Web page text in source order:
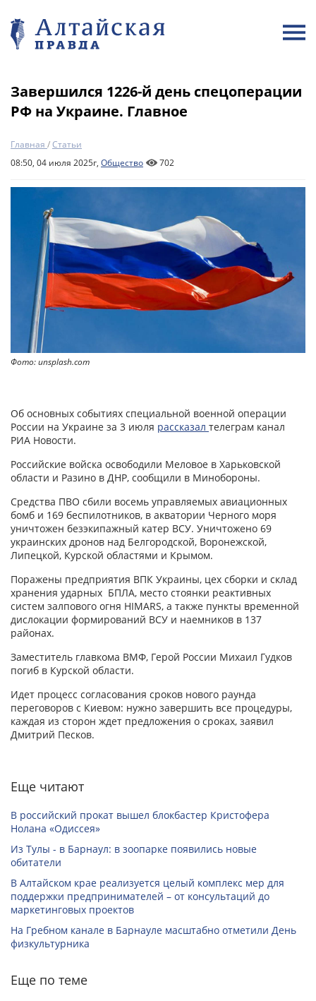
Завершился 1226-й день спецоперации
РФ на Украине. Главное
Главная /Статьи
08:50, 04 июля 2025г, Общество 702
Фото: unsplash.com
Об основных событиях специальной военной операции
России на Украине за 3 июля рассказал телеграм канал
РИА Новости.
Российские войска освободили Меловое в Харьковской
области и Разино в ДНР, сообщили в Минобороны.
Средства ПВО сбили восемь управляемых авиационных
бомб и 169 беспилотников, в акватории Черного моря
уничтожен безэкипажный катер ВСУ. Уничтожено 69
украинских дронов над Белгородской, Воронежской,
Липецкой, Курской областями и Крымом.
Поражены предприятия ВПК Украины, цех сборки и склад
хранения ударных БПЛА, место стоянки реактивных
систем залпового огня HIMARS, а также пункты временной
дислокации формирований ВСУ и наемников в 137
районах.
Заместитель главкома ВМФ, Герой России Михаил Гудков
погиб в Курской области.
Идет процесс согласования сроков нового раунда
переговоров с Киевом: нужно завершить все процедуры,
каждая из сторон ждет предложения о сроках, заявил
Дмитрий Песков.
Еще читают
В российский прокат вышел блокбастер Кристофера
Нолана «Одиссея»
Из Тулы - в Барнаул: в зоопарке появились новые
обитатели
В Алтайском крае реализуется целый комплекс мер для
поддержки предпринимателей – от консультаций до
маркетинговых проектов
На Гребном канале в Барнауле масштабно отметили День
физкультурника
Еще по теме